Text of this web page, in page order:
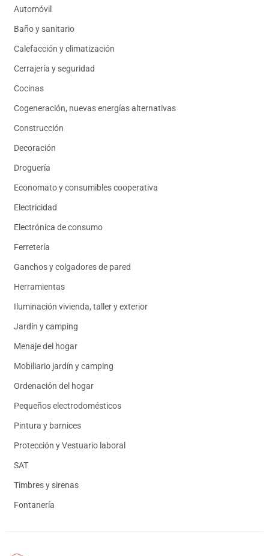
Automóvil
Baño y sanitario
Calefacción y climatización
Cerrajería y seguridad
Cocinas
Cogeneración, nuevas energías alternativas
Construcción
Decoración
Droguería
Economato y consumibles cooperativa
Electricidad
Electrónica de consumo
Ferretería
Ganchos y colgadores de pared
Herramientas
Iluminación vivienda, taller y exterior
Jardín y camping
Menaje del hogar
Mobiliario jardín y camping
Ordenación del hogar
Pequeños electrodomésticos
Pintura y barnices
Protección y Vestuario laboral
SAT
Timbres y sirenas
Fontanería